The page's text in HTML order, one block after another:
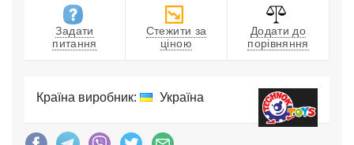
Задати
питання
Стежити за
ціною
Додати до
порівняння
Країна виробник: Україна